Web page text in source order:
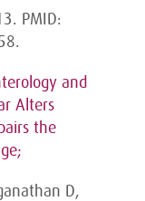
PMID:
and
Alters
the
D,